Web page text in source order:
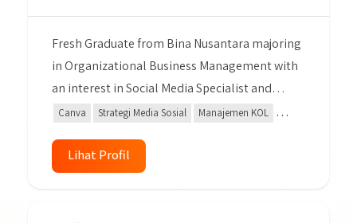
Fresh Graduate from Bina Nusantara majoring
in Organizational Business Management with
an interest in Social Media Specialist and
Digital Marketing. I can create content,
some design graphic.
Canva Strategi Media Sosial
Manajemen KOL
Google Analytics
Analisis Laporan
Lihat Profil